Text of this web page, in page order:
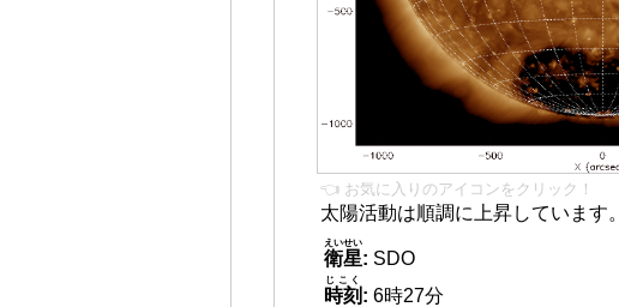
👈 お気に入りのアイコンをクリック！
太陽活動は順調に上昇しています。
衛星
えいせい
: SDO
時刻
じこく
: 6時27分